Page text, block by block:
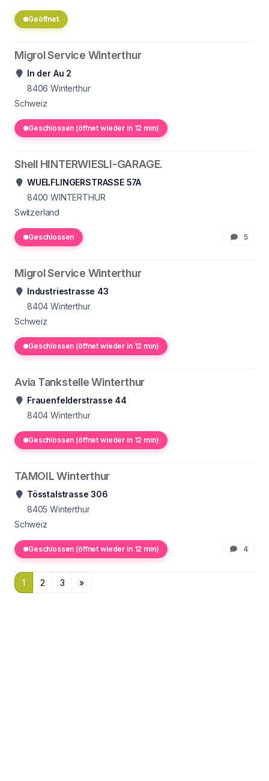
Geöffnet
Migrol Service Winterthur
In der Au 2
8406 Winterthur
Schweiz
Geschlossen (öffnet wieder in 12 min)
Shell HINTERWIESLI-GARAGE.
WUELFLINGERSTRASSE 57A
8400 WINTERTHUR
Switzerland
Geschlossen 5
Migrol Service Winterthur
Industriestrasse 43
8404 Winterthur
Schweiz
Geschlossen (öffnet wieder in 12 min)
Avia Tankstelle Winterthur
Frauenfelderstrasse 44
8404 Winterthur
Geschlossen (öffnet wieder in 12 min)
TAMOIL Winterthur
Tösstalstrasse 306
8405 Winterthur
Schweiz
Geschlossen (öffnet wieder in 12 min) 4
1 2 3 »